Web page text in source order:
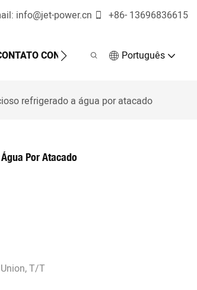
info@jet-power.cn +86- 13696836615
CONOSCO Português
refrigerado a água por atacado
Por Atacado
T/T